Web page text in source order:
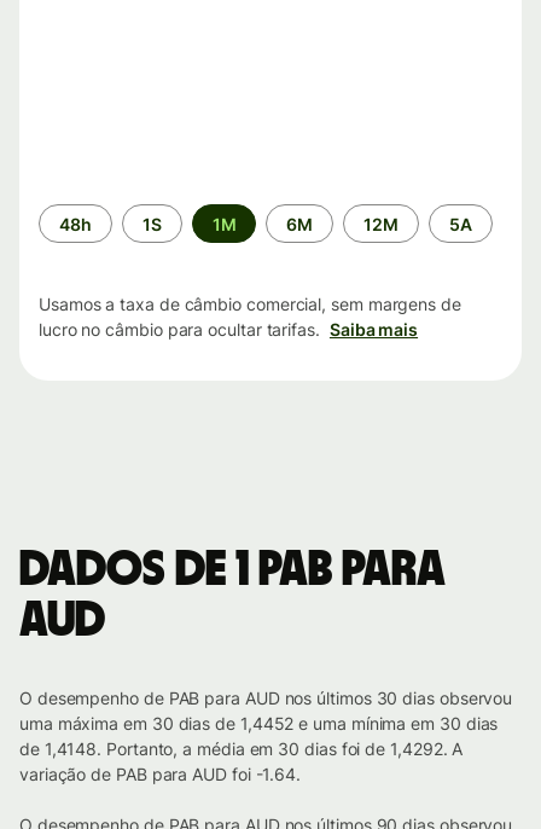
Período
de
48h 1S 1M 6M 12M 5A
Usamos a taxa de câmbio comercial, sem margens de
lucro no câmbio para ocultar tarifas. Saiba mais
Dados de 1 PAB para
AUD
O desempenho de PAB para AUD nos últimos 30 dias observou
uma máxima em 30 dias de 1,4452 e uma mínima em 30 dias
de 1,4148. Portanto, a média em 30 dias foi de 1,4292. A
variação de PAB para AUD foi -1.64.